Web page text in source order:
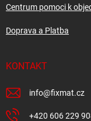
Centrum pomoci k
Doprava a Platba
KONTAKT
info@fixmat.cz
+420 606 229